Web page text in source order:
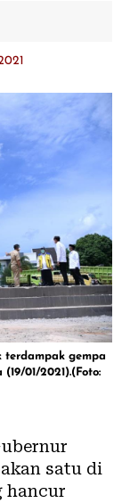
terdampak gempa
01/2021).(Foto:
satu di
hancur